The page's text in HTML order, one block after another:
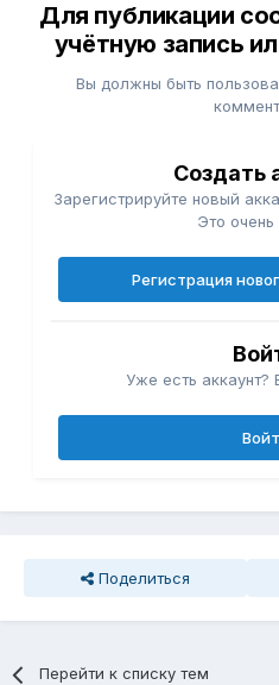
Для публикации
учётную запись
Вы должны быть
Создать
Зарегистрируйте новый
Это очень
Регистрация
Уже есть аккаунт?
Поделиться
Перейти к списку тем